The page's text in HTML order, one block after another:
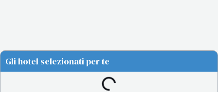
Gli hotel selezionati per te